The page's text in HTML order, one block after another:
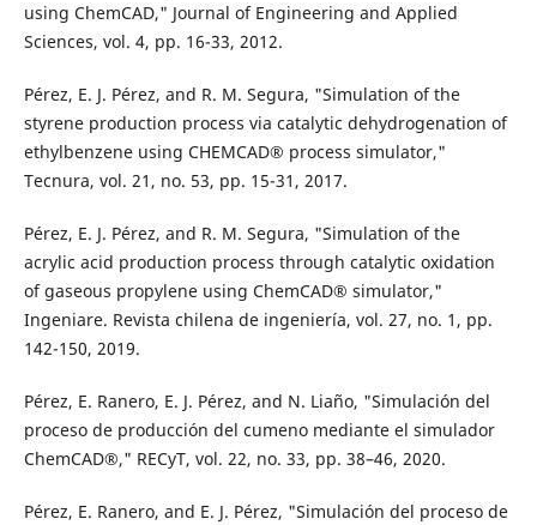
using ChemCAD," Journal of Engineering and Applied
Sciences, vol. 4, pp. 16-33, 2012.
Pérez, E. J. Pérez, and R. M. Segura, "Simulation of the
styrene production process via catalytic dehydrogenation of
ethylbenzene using CHEMCAD® process simulator,"
Tecnura, vol. 21, no. 53, pp. 15-31, 2017.
Pérez, E. J. Pérez, and R. M. Segura, "Simulation of the
acrylic acid production process through catalytic oxidation
of gaseous propylene using ChemCAD® simulator,"
Ingeniare. Revista chilena de ingeniería, vol. 27, no. 1, pp.
142-150, 2019.
Pérez, E. Ranero, E. J. Pérez, and N. Liaño, "Simulación del
proceso de producción del cumeno mediante el simulador
ChemCAD®," RECyT, vol. 22, no. 33, pp. 38–46, 2020.
Pérez, E. Ranero, and E. J. Pérez, "Simulación del proceso de